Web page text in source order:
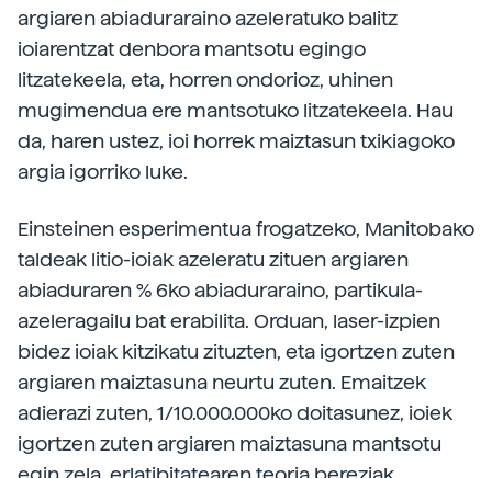
argiaren abiaduraraino azeleratuko balitz
ioiarentzat denbora mantsotu egingo
litzatekeela, eta, horren ondorioz, uhinen
mugimendua ere mantsotuko litzatekeela. Hau
da, haren ustez, ioi horrek maiztasun txikiagoko
argia igorriko luke.
Einsteinen esperimentua frogatzeko, Manitobako
taldeak litio-ioiak azeleratu zituen argiaren
abiaduraren % 6ko abiaduraraino, partikula-
azeleragailu bat erabilita. Orduan, laser-izpien
bidez ioiak kitzikatu zituzten, eta igortzen zuten
argiaren maiztasuna neurtu zuten. Emaitzek
adierazi zuten, 1/10.000.000ko doitasunez, ioiek
igortzen zuten argiaren maiztasuna mantsotu